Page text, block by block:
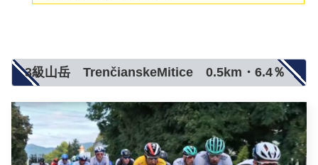
3級山岳 TrenčianskeMitice 0.5km・6.4％